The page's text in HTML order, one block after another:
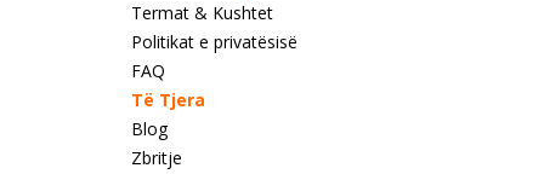
Termat & Kushtet
Politikat e privatësisë
FAQ
Të Tjera
Blog
Zbritje